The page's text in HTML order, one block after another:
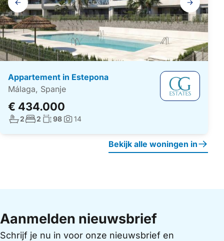
navigatie
Appartement in Estepona
Málaga, Spanje
€ 434.000
Aantal badkamers:
2Aantal slaapkamers:
2 Woonoppervlakte:
98Foto's:
14
Bekijk alle woningen in
Aanmelden nieuwsbrief
Schrijf je nu in voor onze nieuwsbrief en